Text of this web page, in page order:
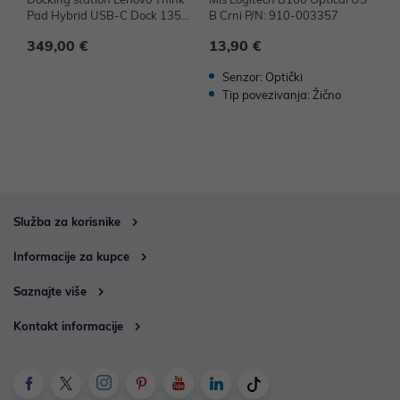
Pad Hybrid USB-C Dock 135
349,00 €
B Crni P/N: 910-003357
13,90 €
Senzor: Optički
Tip povezivanja: Žično
Služba za korisnike
Informacije za kupce
Saznajte više
Kontakt informacije